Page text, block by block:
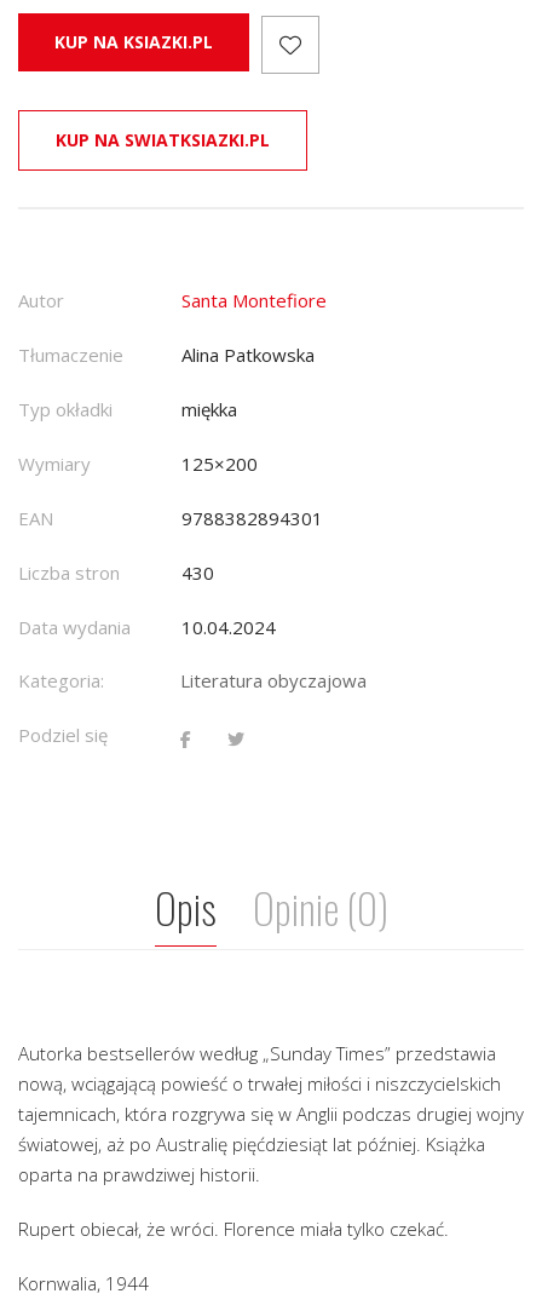
KUP NA KSIAZKI.PL
KUP NA SWIATKSIAZKI.PL
Autor Santa Montefiore
Tłumaczenie Alina Patkowska
Typ okładki miękka
Wymiary 125×200
EAN 9788382894301
Liczba stron 430
Data wydania 10.04.2024
Kategoria: Literatura obyczajowa
Podziel się
Opis Opinie (0)
Autorka bestsellerów według „Sunday Times” przedstawia
nową, wciągającą powieść o trwałej miłości i niszczycielskich
tajemnicach, która rozgrywa się w Anglii podczas drugiej wojny
światowej, aż po Australię pięćdziesiąt lat później. Książka
oparta na prawdziwej historii.
Rupert obiecał, że wróci. Florence miała tylko czekać.
Kornwalia, 1944